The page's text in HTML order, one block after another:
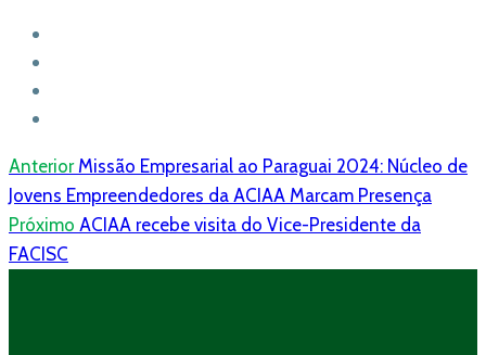
Anterior Missão Empresarial ao Paraguai 2024: Núcleo de
Jovens Empreendedores da ACIAA Marcam Presença
Próximo ACIAA recebe visita do Vice-Presidente da
FACISC